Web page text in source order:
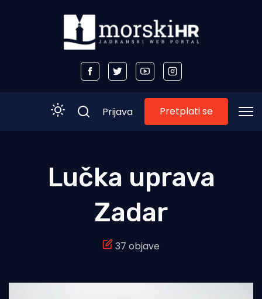
Morski plus
Turizam i nautika
Prijava Pretplati se
Lučka uprava
Zadar
37 objave